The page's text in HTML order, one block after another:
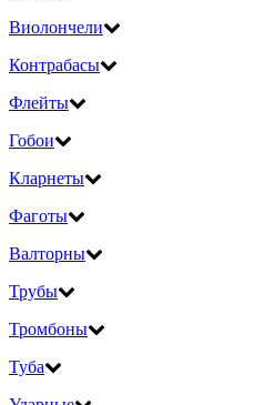
Виолончели
Контрабасы
Флейты
Гобои
Кларнеты
Фаготы
Валторны
Трубы
Тромбоны
Туба